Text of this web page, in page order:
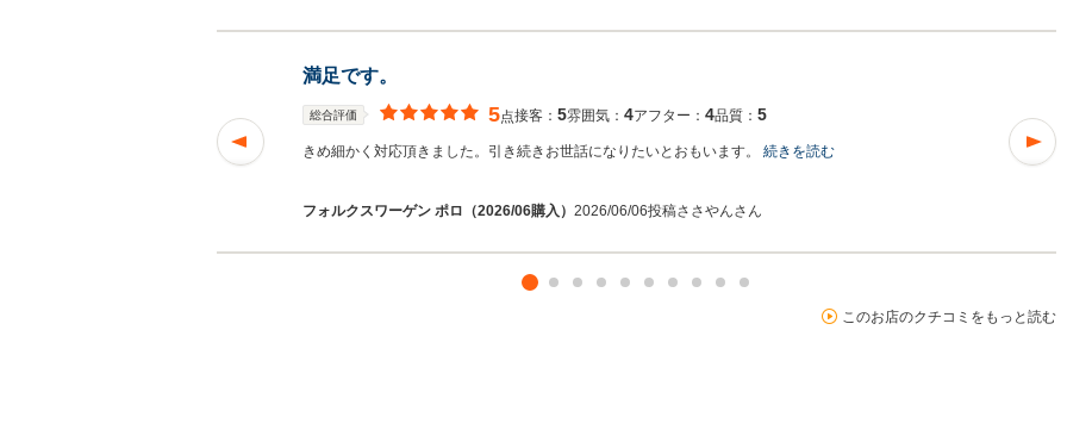
満足です。
総合評価 5点接客： 5雰囲気： 4アフター： 4品質： 5
きめ細かく対応頂きました。引き続きお世話になりたいとおもいます。 続きを読む
フォルクスワーゲン ポロ（2026/06購入） 2026/06/06投稿ささやんさん
このお店のクチコミをもっと読む